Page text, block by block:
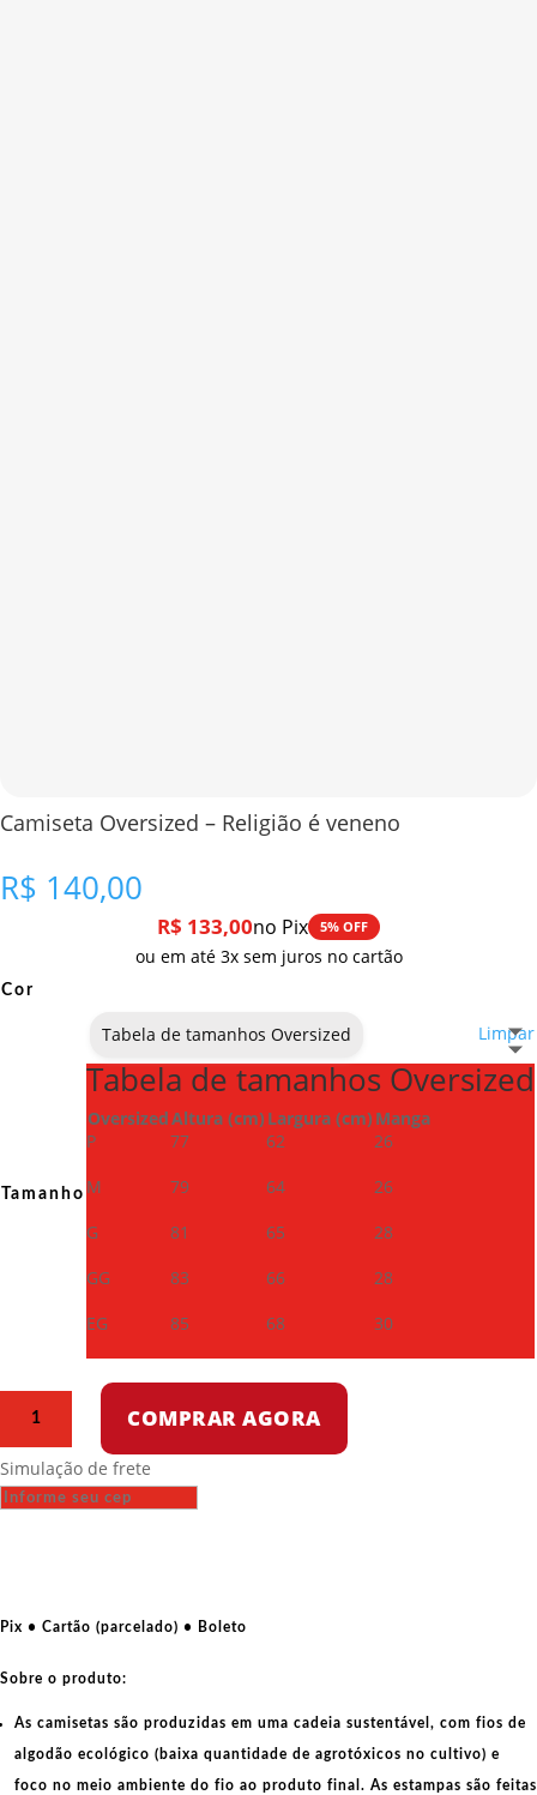
Camiseta Oversized – Religião é veneno
R$ 140,00
R$ 133,00no Pix 5% OFF
ou em até 3x sem juros no cartão
Cor
Tamanho
Limpar
Tabela de tamanhos Oversized
Tabela de tamanhos Oversized
OversizedAltura (cm) Largura (cm) Manga
P
77 62
26
M
79 64
26
G
81 65
28
GG
83 66
28
EG
85 68 30
Religião
é
COMPRAR AGORA
Simulação de frete
Pix • Cartão (parcelado) • Boleto
Sobre o produto:
As camisetas são produzidas em uma cadeia sustentável, com fios de
algodão ecológico (baixa quantidade de agrotóxicos no cultivo) e
foco no meio ambiente do fio ao produto final. As estampas são feitas